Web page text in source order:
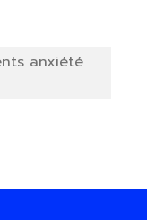
anxiété